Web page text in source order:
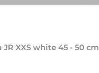
XXS white 45 - 50 cm